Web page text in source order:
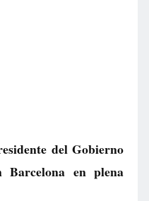
del Gobierno
en plena